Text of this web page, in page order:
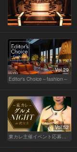
Vol.29
Editor's Choice～fashion～
Vol.52
東カレ主催イベント応募詳細記事一覧